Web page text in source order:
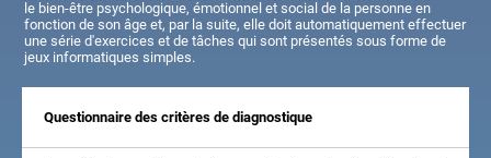
le bien-être psychologique, émotionnel et social de la personne en
fonction de son âge et, par la suite, elle doit automatiquement effectuer
une série d'exercices et de tâches qui sont présentés sous forme de
jeux informatiques simples.
Questionnaire des critères de diagnostique